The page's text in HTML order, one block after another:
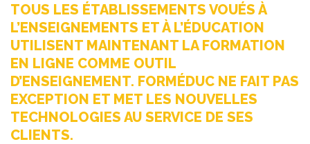
TOUS LES ÉTABLISSEMENTS VOUÉS À
L’ENSEIGNEMENTS ET À L’ÉDUCATION
UTILISENT MAINTENANT LA FORMATION
EN LIGNE COMME OUTIL
D’ENSEIGNEMENT. FORMÉDUC NE FAIT PAS
EXCEPTION ET MET LES NOUVELLES
TECHNOLOGIES AU SERVICE DE SES
CLIENTS.